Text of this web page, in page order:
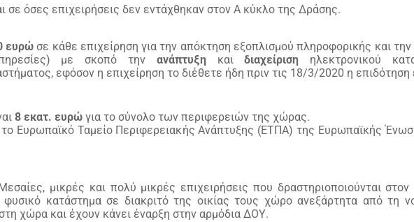
σε όσες επιχειρήσεις δεν εντάχθηκαν στον Α κύκλο της Δράσης.
ευρώ σε κάθε επιχείρηση για την απόκτηση εξοπλισμού πληροφορικής και
με σκοπό την ανάπτυξη καιδιαχείριση ηλεκτρονικού
εφόσον η επιχείρηση το διέθετε ήδη πριν τις 18/3/2020 η επιδότηση
8 εκατ. ευρώ για το σύνολο των περιφερειών της χώρας.
Ευρωπαϊκό Ταμείο Περιφερειακής Ανάπτυξης (ΕΤΠΑ) της Ευρωπαϊκής
μικρές και πολύ μικρές επιχειρήσεις που δραστηριοποιούνται
φυσικό κατάστημα σε διακριτό της οικίας τους χώρο ανεξάρτητα από τη
χώρα και έχουν κάνει έναρξη στην αρμόδια ΔΟΥ.